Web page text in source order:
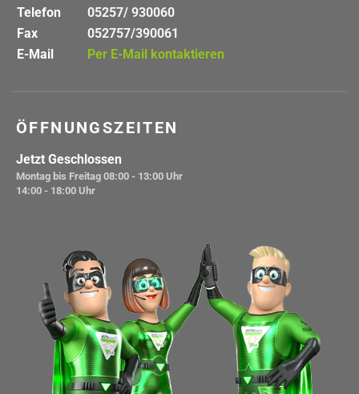
Telefon
05257/ 930060
Fax
052757/390061
E-Mail
Per E-Mail kontaktieren
ÖFFNUNGSZEITEN
Jetzt Geschlossen
Montag bis Freitag 08:00 - 13:00 Uhr
14:00 - 18:00 Uhr